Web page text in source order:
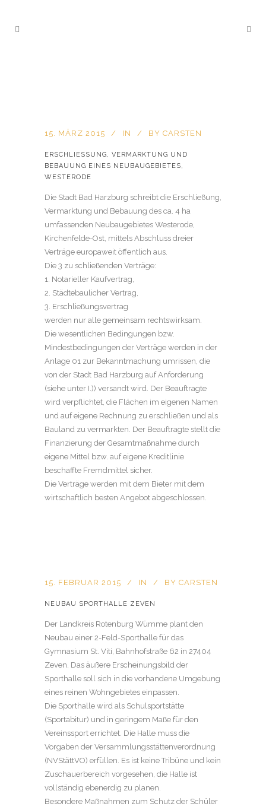
15. MÄRZ 2015 IN BY CARSTEN
ERSCHLIESSUNG, VERMARKTUNG UND B
EBAUUNG EINES NEUBAUGEBIETES, W
ESTERODE
Die Stadt Bad Harzburg schreibt die Erschließung,
Vermarktung und Bebauung des ca. 4 ha
umfassenden Neubaugebietes Westerode,
Kirchenfelde-Ost, mittels Abschluss dreier
Verträge europaweit öffentlich aus.
Die 3 zu schließenden Verträge:
1. Notarieller Kaufvertrag,
2. Städtebaulicher Vertrag,
3. Erschließungsvertrag
werden nur alle gemeinsam rechtswirksam.
Die wesentlichen Bedingungen bzw.
Mindestbedingungen der Verträge werden in der
Anlage 01 zur Bekanntmachung umrissen, die
von der Stadt Bad Harzburg auf Anforderung
(siehe unter I.)) versandt wird. Der Beauftragte
wird verpflichtet, die Flächen im eigenen Namen
und auf eigene Rechnung zu erschließen und als
Bauland zu vermarkten. Der Beauftragte stellt die
Finanzierung der Gesamtmaßnahme durch
eigene Mittel bzw. auf eigene Kreditlinie
beschaffte Fremdmittel sicher.
Die Verträge werden mit dem Bieter mit dem
wirtschaftlich besten Angebot abgeschlossen.
15. FEBRUAR 2015 IN BY CARSTEN
NEUBAU SPORTHALLE ZEVEN
Der Landkreis Rotenburg Wümme plant den
Neubau einer 2-Feld-Sporthalle für das
Gymnasium St. Viti, Bahnhofstraße 62 in 27404
Zeven. Das äußere Erscheinungsbild der
Sporthalle soll sich in die vorhandene Umgebung
eines reinen Wohngebietes einpassen.
Die Sporthalle wird als Schulsportstätte
(Sportabitur) und in geringem Maße für den
Vereinssport errichtet. Die Halle muss die
Vorgaben der Versammlungsstättenverordnung
(NVStättVO) erfüllen. Es ist keine Tribüne und kein
Zuschauerbereich vorgesehen, die Halle ist
vollständig ebenerdig zu planen.
Besondere Maßnahmen zum Schutz der Schüler